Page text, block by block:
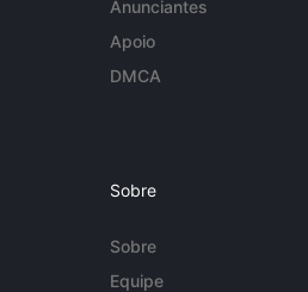
Anunciantes
Apoio
DMCA
Sobre
Sobre
Equipe